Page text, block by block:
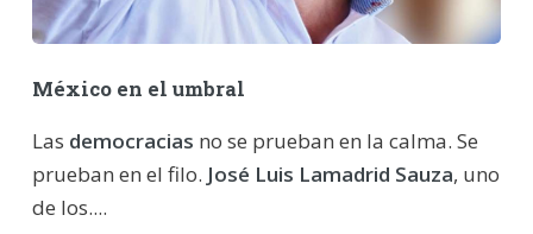
México en el umbral
Las democracias no se prueban en la calma. Se
prueban en el filo. José Luis Lamadrid Sauza, uno
de los....